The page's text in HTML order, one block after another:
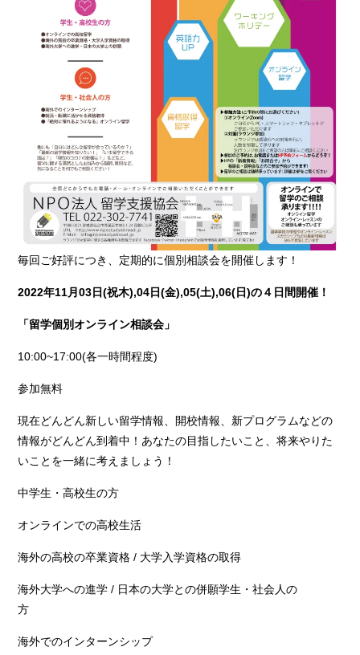
毎回ご好評につき、定期的に個別相談会を開催します！
2022年11月03日(祝木),04日(金),05(土),06(日)の４日間開催！
「留学個別オンライン相談会」
10:00~17:00(各一時間程度)
参加無料
現在どんどん新しい留学情報、開校情報、新プログラムなどの
情報がどんどん到着中！あなたの目指したいこと、将来やりた
いことを一緒に考えましょう！
中学生・高校生の方
オンラインでの高校生活
海外の高校の卒業資格 / 大学入学資格の取得
海外大学への進学 / 日本の大学との併願学生・社会人の
方
海外でのインターンシップ